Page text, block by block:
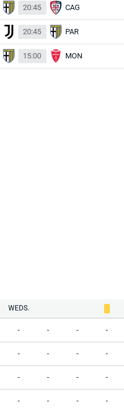
20:45 CAG
20:45 PAR
15:00 MON
WEDS.
- - - -
- - - -
- - - -
- - - -